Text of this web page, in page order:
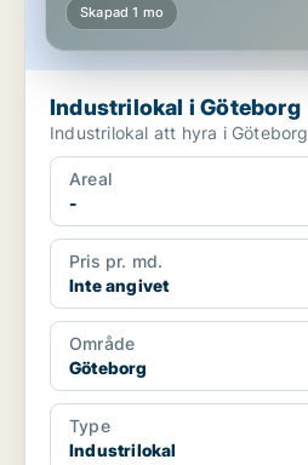
Skapad 1 mo
Industrilokal i Göteborg
Industrilokal att hyra i Göteborg
Areal
-
Pris pr. md.
Inte angivet
Område
Göteborg
Type
Industrilokal